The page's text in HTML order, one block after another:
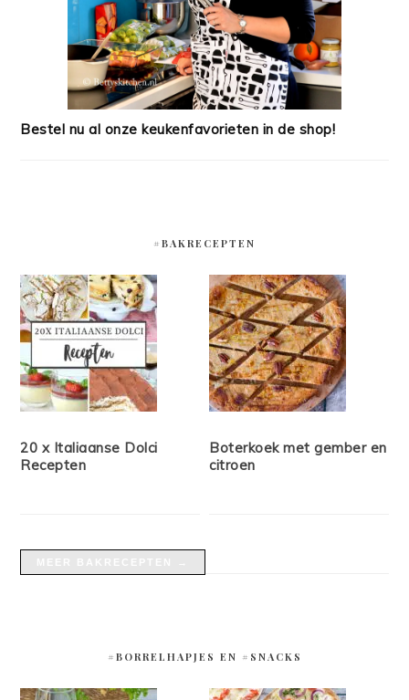
Bestel nu al onze keukenfavorieten in de shop!
#BAKRECEPTEN
20 x Italiaanse Dolci
Recepten
Boterkoek met gember en
citroen
#BORRELHAPJES EN #SNACKS